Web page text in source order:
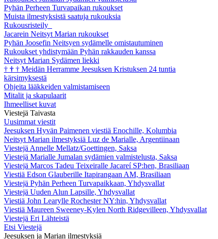
Pyhän Perheen Turvapaikan rukoukset
Muista ilmestyksistä saatuja rukouksia
Rukousristeily
Jacarein Neitsyt Marian rukoukset
Pyhän Joosefin Neitsyen sydämelle omistautuminen
Rukoukset yhdistymään Pyhän rakkauden kanssa
Neitsyt Marian Sydämen liekki
† † † Meidän Herramme Jeesuksen Kristuksen 24 tuntia
kärsimyksestä
Ohjeita lääkkeiden valmistamiseen
Mitalit ja skapulaarit
Ihmeelliset kuvat
Viestejä Taivasta
Uusimmat viestit
Jeesuksen Hyvän Paimenen viestiä Enochille, Kolumbia
Neitsyt Marian ilmestyksiä Luz de Marialle, Argentiinaan
Viestejä Annelle Mellatz/Goettingen, Saksa
Viestejä Marialle Jumalan sydämien valmistelusta, Saksa
Viestejä Marcos Tadeu Teixeiralle Jacareí SP:hen, Brasiliaan
Viestiä Edson Glauberille Itapirangaan AM, Brasiliaan
Viestejä Pyhän Perheen Turvapaikkaan, Yhdysvallat
Viestejä Uuden Alun Lapsille, Yhdysvallat
Viestiä John Learylle Rochester NY:hin, Yhdysvallat
Viestiä Maureen Sweeney-Kylen North Ridgevilleen, Yhdysvallat
Viestejä Eri Lähteistä
Etsi Viestejä
Jeesuksen ja Marian ilmestyksiä